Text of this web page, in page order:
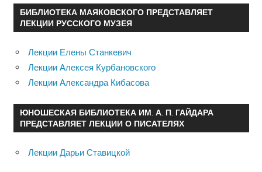
БИБЛИОТЕКА МАЯКОВСКОГО ПРЕДСТАВЛЯЕТ
ЛЕКЦИИ РУССКОГО МУЗЕЯ
Лекции Елены Станкевич
Лекции Алексея Курбановского
Лекции Александра Кибасова
ЮНОШЕСКАЯ БИБЛИОТЕКА ИМ. А. П. ГАЙДАРА
ПРЕДСТАВЛЯЕТ ЛЕКЦИИ О ПИСАТЕЛЯХ
Лекции Дарьи Ставицкой